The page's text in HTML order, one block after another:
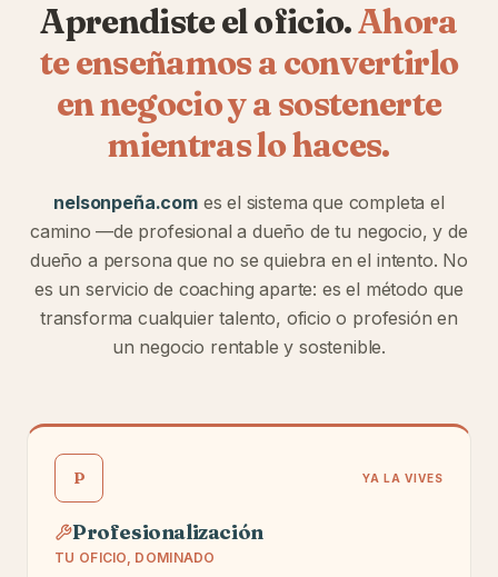
Aprendiste el oficio.Ahora
te enseñamos a convertirlo
en negocio y a sostenerte
mientras lo haces.
nelsonpeña.comes el sistema que completa el
camino —de profesional a dueño de tu negocio, y de
dueño a persona que no se quiebra en el intento. No
es un servicio de coaching aparte: es el método que
transforma cualquier talento, oficio o profesión en
un negocio rentable y sostenible.
P YA LA VIVES
Profesionalización
TU OFICIO, DOMINADO